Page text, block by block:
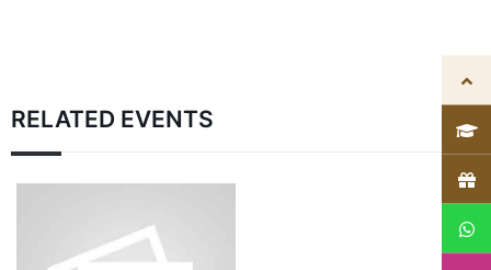
RELATED EVENTS